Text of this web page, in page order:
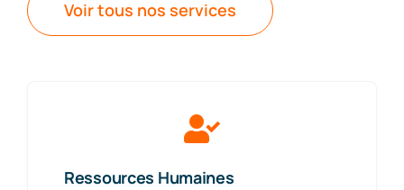
Voir tous nos services
Ressources Humaines